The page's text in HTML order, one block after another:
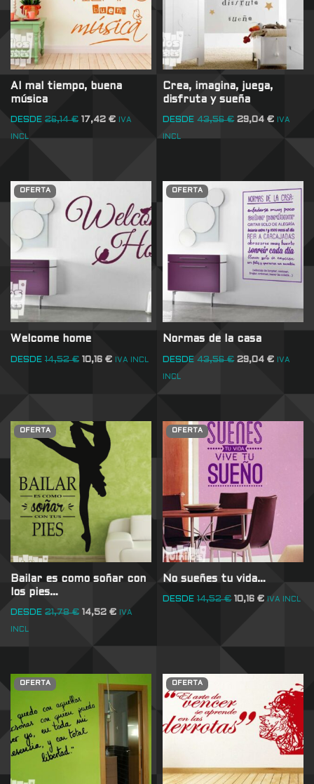
Al mal tiempo, buena
música
DESDE 26,14€ 17,42 € IVA
INCL
Crea, imagina, juega,
disfruta y sueña
DESDE 43,56€ 29,04€ IVA
INCL
OFERTA
Welcome home
DESDE 14,52€ 10,16 € IVA INCL
OFERTA
Normas de la casa
DESDE 43,56€ 29,04€ IVA
INCL
OFERTA
Bailar es como soñar con
los pies…
DESDE 21,78€ 14,52 € IVA
INCL
OFERTA
No sueñes tu vida…
DESDE 14,52€ 10,16€ IVA INCL
OFERTA OFERTA